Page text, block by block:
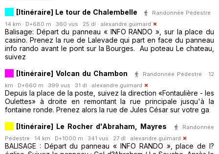
[Itinéraire] Le tour de Chalembelle
Randonnée Pédestre ·
14 km · D+680 m · 360 vus · 25 dl · alexandre.guimard
Balisage: Départ du panneau « INFO RANDO », sur la place du
casino. Prenez la rue de Lalevade qui part en face du panneau
info rando avant le pont sur la Bourges. Au poteau Le chateau,
suivez
[Itinéraire] Volcan du Chambon
Randonnée Pédestre · 12
km · D+660 m · 399 vus · 31 dl · alexandre.guimard
Depuis la place de la poste, suivez la direction «Fontaulière - les
Oulettes» à droite en remontant la rue principale jusqu'à la
fontaine ronde. Prenez alors la rue de Jules César sur votre ga
[Itinéraire] Le Rocher d'Abraham, Mayres
Randonnée
Pédestre · 14 km · D+1000 m · 341 vus · 27 dl · alexandre.guimard
BALISAGE : Départ du panneau « INFO RANDO », place de l?